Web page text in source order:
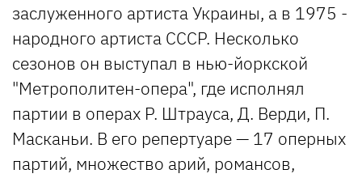
заслуженного артиста Украины, а в 1975 -
народного артиста СССР. Несколько
сезонов он выступал в нью-йоркской
"Метрополитен-опера", где исполнял
партии в операх Р. Штрауса, Д. Верди, П.
Масканьи. В его репертуаре — 17 оперных
партий, множество арий, романсов,